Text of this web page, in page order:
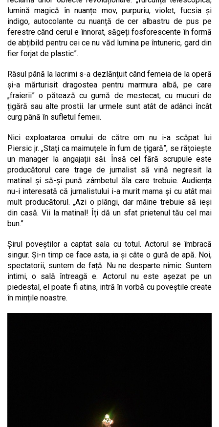
lumină magică în nuanțe mov, purpuriu, violet, fucsia și
indigo, autocolante cu nuanță de cer albastru de pus pe
ferestre când cerul e înnorat, săgeți fosforescente în formă
de abțibild pentru cei ce nu văd lumina pe întuneric, gard din
fier forjat de plastic”.
Râsul până la lacrimi s-a dezlănțuit când femeia de la operă
și-a mărturisit dragostea pentru marmura albă, pe care
„fraierii” o pătează cu gumă de mestecat, cu mucuri de
țigără sau alte prostii. Iar urmele sunt atât de adânci încât
curg până în sufletul femeii.
Nici exploatarea omului de către om nu i-a scăpat lui
Piersic jr. „Stați ca maimuțele în fum de țigară”, se rățoiește
un manager la angajații săi. Însă cel fără scrupule este
producătorul care trage de jurnalist să vină negresit la
matinal și să-și pună zâmbetul ăla care trebuie. Audiența
nu-i interesată că jurnalistului i-a murit mama și cu atât mai
mult producătorul. „Azi o plângi, dar mâine trebuie să ieși
din casă. Vii la matinal! Îți dă un sfat prietenul tău cel mai
bun.”
Șirul poveștilor a captat sala cu totul. Actorul se îmbracă
singur. Și-n timp ce face asta, ia și câte o gură de apă. Noi,
spectatorii, suntem de față. Nu ne desparte nimic. Suntem
intimi, o sală întreagă e. Actorul nu este așezat pe un
piedestal, el poate fi atins, intră în vorbă cu poveștile create
în mințile noastre.